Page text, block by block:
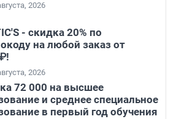
2026
- скидка 20% по
на любой заказ от
2026
72 000 на высшее
и среднее специальное
в первый год обучения